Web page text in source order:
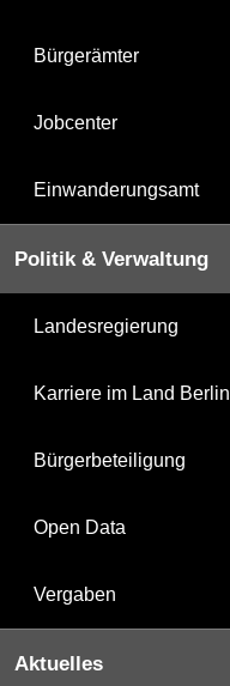
Bürgerämter
Jobcenter
Einwanderungsamt
Politik & Verwaltung
Landesregierung
Karriere im Land Berlin
Bürgerbeteiligung
Open Data
Vergaben
Aktuelles